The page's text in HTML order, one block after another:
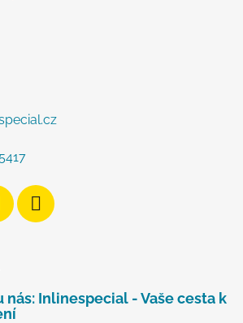
nás: Inlinespecial - Vaše cesta k